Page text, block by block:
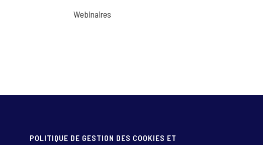
Webinaires
POLITIQUE DE GESTION DES COOKIES ET